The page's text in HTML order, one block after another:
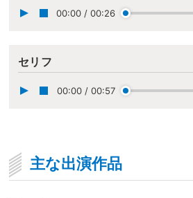
00:00 / 00:26
セリフ
00:00 / 00:57
主な出演作品